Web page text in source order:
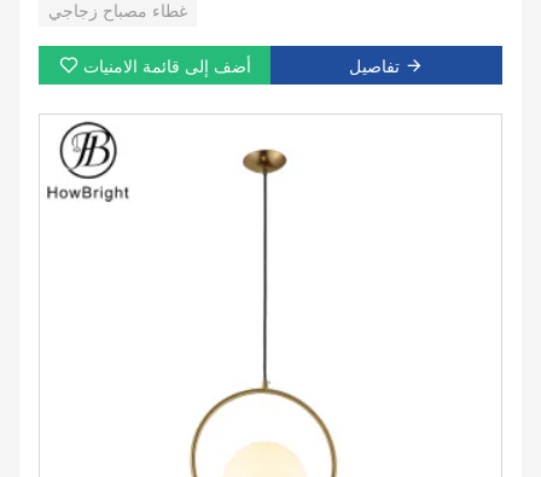
غطاء مصباح زجاجي
أضف إلى قائمة الامنيات تفاصيل